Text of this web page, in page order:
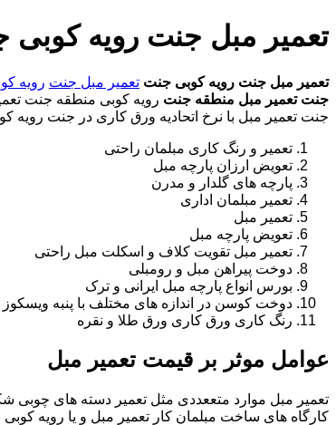
تعمیر مبل جنت رویه کوبی
تعمیر مبل جنت رویه کوبی جنت تعمیر مبل جنت رویه
جنت تعمیر مبل منطقه جنت رویه کوبی منطقه جنت
جنت تعمیر مبل با نرخ اتحادیه ورق کاری در جنت رویه
تعمیر و رنگ کاری مبلمان راحتی
تعویض ارزان پارچه مبل
پارچه های گلدار و مدرن
تعمیر مبلمان اداری
تعمیر مبل
تعویض پارچه مبل
تعمیر مبل تقویت کلاف و اسکلت مبل راحتی
دوخت پیراهن مبل و رومبلی
بورس انواع پارچه مبل ایرانی و ترک
دوخت کوسن در اندازه های مختلف با پنبه ویسکوز
رنگ کاری ورق کاری ورق طلا و نقره
عوامل موثر بر قیمت تعمیر مبل
تعمیر مبل موارد متععددی مثل تعمیر دسته های چوبی
کارگاه های ساخت مبلمان کار تعمیر مبل و یا رویه